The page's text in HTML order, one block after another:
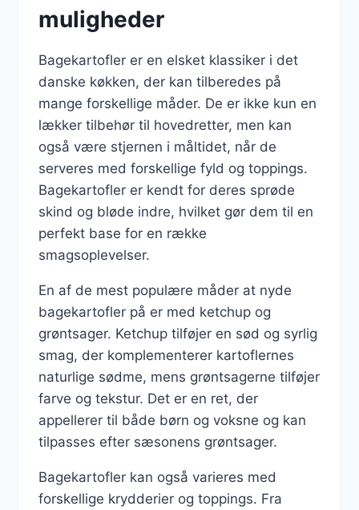
muligheder
Bagekartofler er en elsket klassiker i det
danske køkken, der kan tilberedes på
mange forskellige måder. De er ikke kun en
lækker tilbehør til hovedretter, men kan
også være stjernen i måltidet, når de
serveres med forskellige fyld og toppings.
Bagekartofler er kendt for deres sprøde
skind og bløde indre, hvilket gør dem til en
perfekt base for en række
smagsoplevelser.
En af de mest populære måder at nyde
bagekartofler på er med ketchup og
grøntsager. Ketchup tilføjer en sød og syrlig
smag, der komplementerer kartoflernes
naturlige sødme, mens grøntsagerne tilføjer
farve og tekstur. Det er en ret, der
appellerer til både børn og voksne og kan
tilpasses efter sæsonens grøntsager.
Bagekartofler kan også varieres med
forskellige krydderier og toppings. Fra